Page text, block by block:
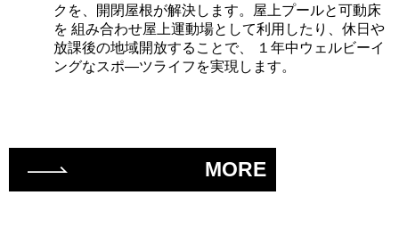
クを、開閉屋根が解決します。屋上プールと可動床
を 組み合わせ屋上運動場として利用したり、休日や
放課後の地域開放することで、 １年中ウェルビーイ
ングなスポ―ツライフを実現します。
MORE